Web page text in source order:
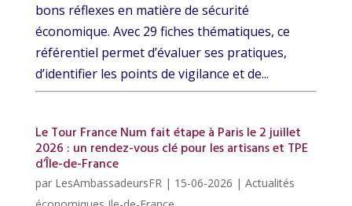
bons réflexes en matière de sécurité
économique. Avec 29 fiches thématiques, ce
référentiel permet d’évaluer ses pratiques,
d’identifier les points de vigilance et de...
Le Tour France Num fait étape à Paris le 2 juillet
2026 : un rendez-vous clé pour les artisans et TPE
d’Île-de-France
par LesAmbassadeursFR| 15-06-2026 | Actualités